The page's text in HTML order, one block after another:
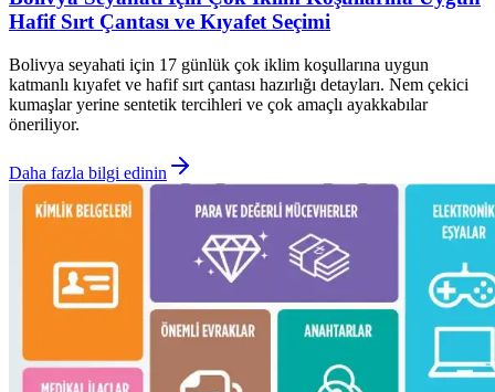
Hafif Sırt Çantası ve Kıyafet Seçimi
Bolivya seyahati için 17 günlük çok iklim koşullarına uygun
katmanlı kıyafet ve hafif sırt çantası hazırlığı detayları. Nem çekici
kumaşlar yerine sentetik tercihleri ve çok amaçlı ayakkabılar
öneriliyor.
Daha fazla bilgi edinin